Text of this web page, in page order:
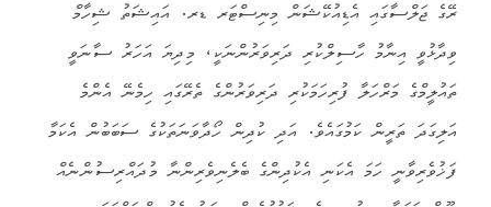
ރޭގެ ޖަލްސާގައި އެޑިއުކޭޝަން މިނިސްޓަރ ޑރ. އައިޝަތު ޝިހާމް
ވިދާޅުވީ އިނާމު ހާސިލްކުރި ދަރިވަރުންނަކީ، މިދިޔަ އަހަރު ސާނަވީ
ތައުލީމްގެ މަރްހަލާ ފުރިހަމަކުރި ދަރިވަރުންގެ ތެރޭގައި ހިމެނޭ އެންމެ
އަލިގަދަ ތަރީން ކަމުގައެވެ. އަދި ކުދިން ހޯދާވަނަތަކުގެ ސަބަބުން އެކަމާ
ފަޚުވެރިވާނީ ހަމަ އެކަނި އެކުދިންގެ ބެލެނިވެރިންނާ މުދައްރިސުންނެއް